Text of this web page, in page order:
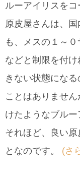
ルーアイリスを
原皮屋さんは、
も、メスの１～
などと制限を付
きない状態にな
ことはありませ
けたようなブルー
それほど、良い
となのです。 (さ